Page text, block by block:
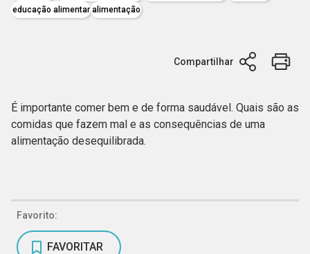
educação alimentar alimentação
Compartilhar
É importante comer bem e de forma saudável. Quais são as
comidas que fazem mal e as consequências de uma
alimentação desequilibrada.
Favorito:
FAVORITAR